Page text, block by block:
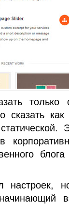
только
как
блога
настроек,